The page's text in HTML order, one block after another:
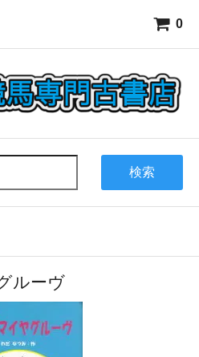
0
検索
ルーヴ